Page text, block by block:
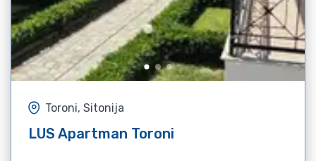
Toroni, Sitonija
LUS Apartman Toroni